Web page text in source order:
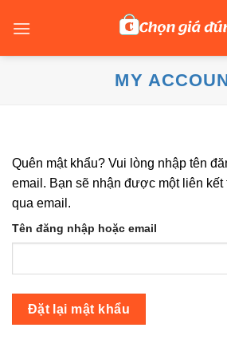
MY
Quên mật khẩu? Vui lòng nhập tên
email. Bạn sẽ nhận được một liên kết
qua email.
Tên đăng nhập hoặc email
Đặt lại mật khẩu